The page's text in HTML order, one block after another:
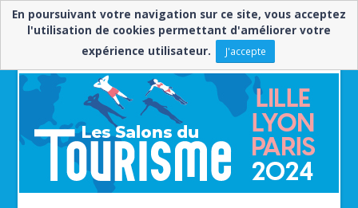
Besoin d'aide ? ▼
FR
En poursuivant votre navigation sur ce site, vous acceptez
l'utilisation de cookies permettant d'améliorer votre
expérience utilisateur.
J'accepte